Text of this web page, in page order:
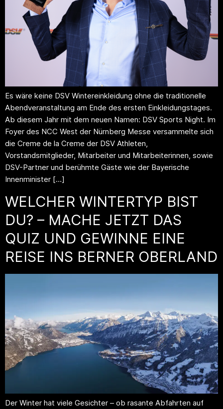
Es wäre keine DSV Wintereinkleidung ohne die traditionelle
Abendveranstaltung am Ende des ersten Einkleidungstages.
Ab diesem Jahr mit dem neuen Namen: DSV Sports Night. Im
Foyer des NCC West der Nürnberg Messe versammelte sich
die Creme de la Creme der DSV Athleten,
Vorstandsmitglieder, Mitarbeiter und Mitarbeiterinnen, sowie
DSV-Partner und berühmte Gäste wie der Bayerische
Innenminister […]
WELCHER WINTERTYP BIST
DU? – MACHE JETZT DAS
QUIZ UND GEWINNE EINE
REISE INS BERNER OBERLAND
Der Winter hat viele Gesichter – ob rasante Abfahrten auf